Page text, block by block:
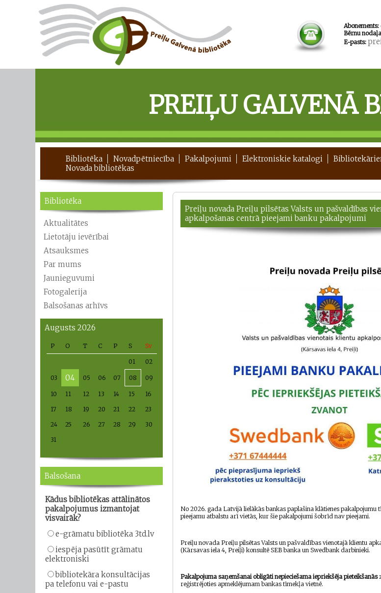
Abonements:
Bērnu
E-pasts:
PREIĻU GALVENĀ
Bibliotēka Novadpētniecība Pakalpojumi Elektroniskie katalogi
Novada bibliotēkas
Bibliotēka
Aktualitātes
Lietotāju ievērībai
Atsauksmes
Par mums
Jaunieguvumi
Fotogalerija
Balsošanas arhīvs
Augusts 2026
P O T C P S Sv
01 02
03 04 05 06 07 08 09
10 11 12 13 14 15 16
17 18 19 20 21 22 23
24 25 26 27 28 29 30
31
Balsošana
Kādus bibliotēkas attālinātos
pakalpojumus izmantojat
visvairāk?
e-grāmatu bibliotēka 3td.lv
iespēja pasūtīt grāmatu
elektroniski
bibliotekāra konsultācijas
pa telefonu vai e-pastu
Preiļu novada Preiļu pilsētas Valsts un pašvaldības
apkalpošanas centrā pieejami banku pakalpojumi
No 2026. gada Latvijā lielākās bankas paplašina klātienes pakalpojumu
pieejamu atbalstu arī vietās, kur šie pakalpojumi šobrīd nav pieejami.
Preiļu novada Preiļu pilsētas Valsts un pašvaldības vienotajā klientu
(Kārsavas iela 4, Preiļi) konsultē SEB banka un Swedbank darbinieki.
Pakalpojuma saņemšanai obligāti nepieciešama iepriekšēja pieteikšanās
reģistrējoties apmeklējumam bankas tīmekļa vietnē.